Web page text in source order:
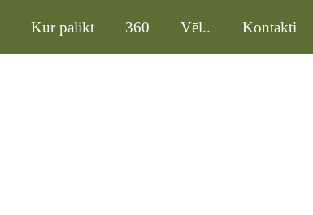
Kur palikt 360 Vēl.. Kontakti